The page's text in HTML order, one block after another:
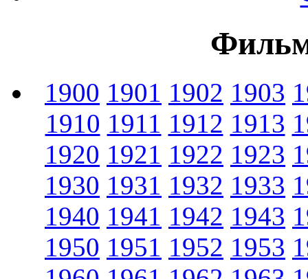
1900 1901 1902 1903
1910 1911 1912 1913
1920 1921 1922 1923
1930 1931 1932 1933
1940 1941 1942 1943
1950 1951 1952 1953